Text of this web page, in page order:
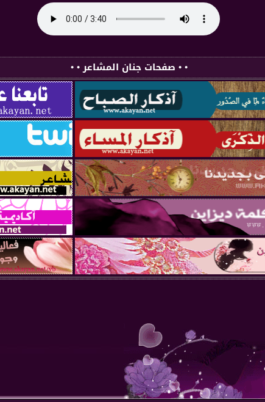
• • صفحات جنان المشاعر • •